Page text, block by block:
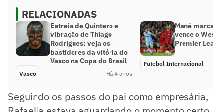
RELACIONADAS
Estreia de Quintero e
vibração de Thiago
Rodrigues: veja os
bastidores da vitória do
Vasco na Copa do Brasil
Vasco Há 4 anos
Mané marca
vence o West
Premier
Futebol Internacional
Seguindo os passos do pai como empresária,